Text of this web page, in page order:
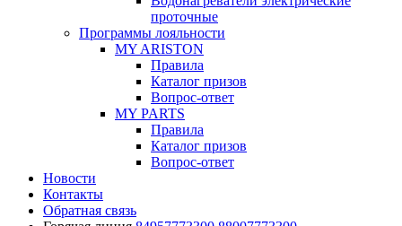
проточные
Программы лояльности
MY ARISTON
Правила
Каталог призов
Вопрос-ответ
MY PARTS
Правила
Каталог призов
Вопрос-ответ
Новости
Контакты
Обратная связь